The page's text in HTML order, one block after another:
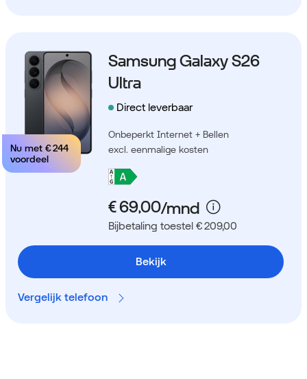
Nu met € 244
voordeel
Samsung Galaxy S26
Ultra
Direct leverbaar
Onbeperkt Internet + Bellen
excl. eenmalige kosten
Bijbetaling toestel € 209,00
Bekijk
Vergelijk telefoon